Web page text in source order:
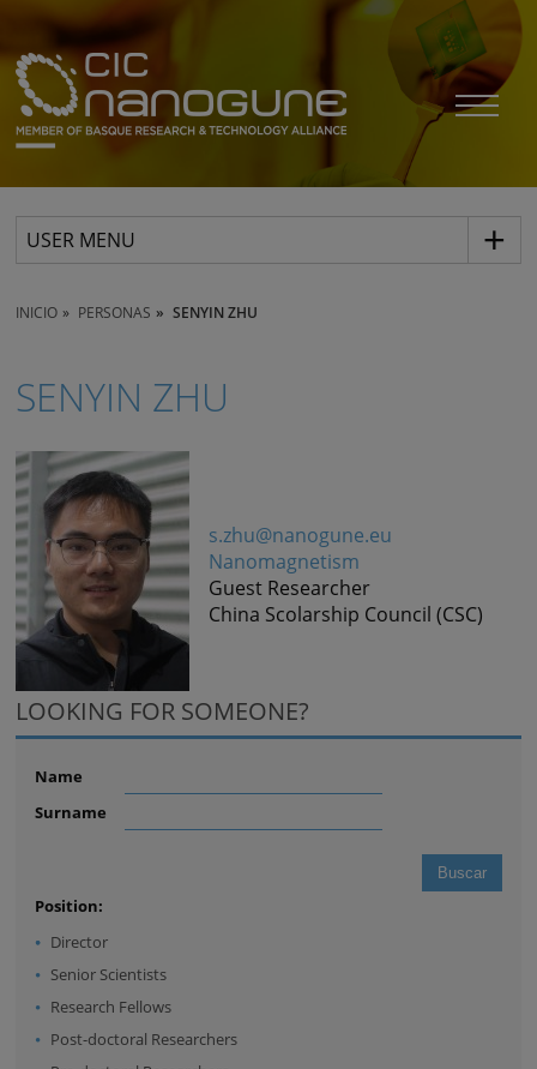
USER MENU
INICIO PERSONAS SENYIN ZHU
SENYIN ZHU
s.zhu@nanogune.eu
Nanomagnetism
Guest Researcher
China Scolarship Council (CSC)
LOOKING FOR SOMEONE?
Name
Surname
Position:
Director
Senior Scientists
Research Fellows
Post-doctoral Researchers